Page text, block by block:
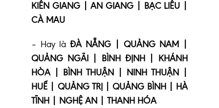
KIÊN GIANG | AN GIANG | BẠC LIÊU |
CÀ MAU
– Hay là ĐÀ NẴNG | QUẢNG NAM |
QUẢNG NGÃI | BÌNH ĐỊNH | KHÁNH
HÒA | BÌNH THUẬN | NINH THUẬN |
HUẾ | QUẢNG TRỊ | QUẢNG BÌNH | HÀ
TĨNH | NGHỆ AN | THANH HÓA